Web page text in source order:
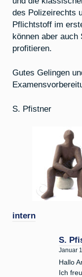
des Polizeirechts
Pflichtstoff im
können aber auch
profitieren.
Gutes Gelingen
S. Pfistner
intern
S.
Januar
Hallo
Ich